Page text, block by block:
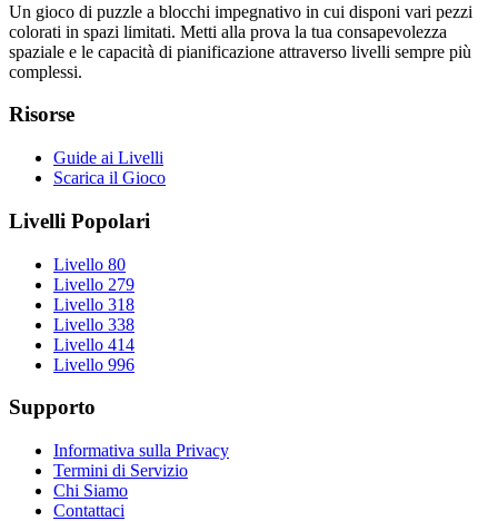
Un gioco di puzzle a blocchi impegnativo in cui disponi vari pezzi
colorati in spazi limitati. Metti alla prova la tua consapevolezza
spaziale e le capacità di pianificazione attraverso livelli sempre più
complessi.
Risorse
Guide ai Livelli
Scarica il Gioco
Livelli Popolari
Livello 80
Livello 279
Livello 318
Livello 338
Livello 414
Livello 996
Supporto
Informativa sulla Privacy
Termini di Servizio
Chi Siamo
Contattaci